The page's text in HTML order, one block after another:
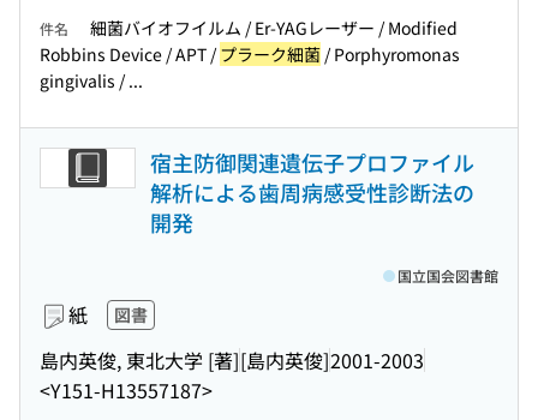
件名
細菌バイオフイルム / Er-YAGレーザー / Modified
Robbins Device / APT /プラーク細菌 / Porphyromonas
gingivalis / ...
宿主防御関連遺伝子プロファイル
解析による歯周病感受性診断法の
開発
紙 図書
島内英俊, 東北大学 [著][島内英俊]2001-2003
<Y151-H13557187>
国立国会図書館